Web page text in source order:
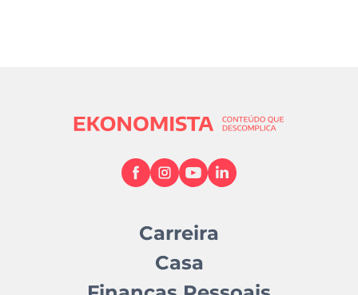
Carreira
Casa